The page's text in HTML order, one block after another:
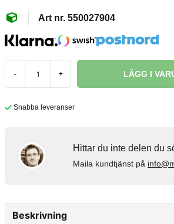
550027904
- + LÄGG I
Snabba leveranser
Hittar du inte delen du
Maila kundtjänst på
Beskrivning